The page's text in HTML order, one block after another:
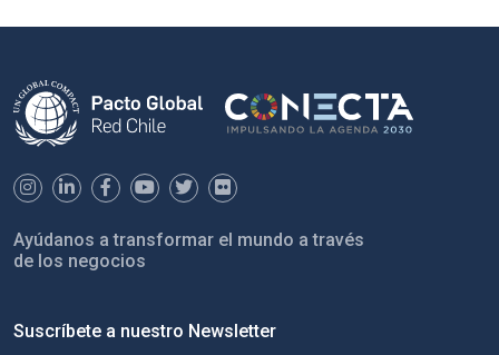
Ayúdanos a transformar el mundo a través
de los negocios
Suscríbete a nuestro Newsletter